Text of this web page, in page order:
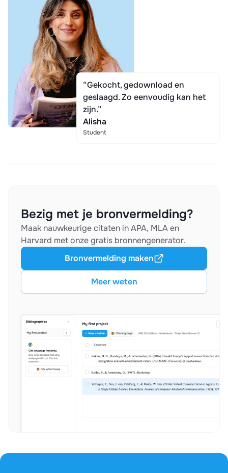
“Gekocht, gedownload en
geslaagd. Zo eenvoudig kan het
zijn.”
Alisha
Student
Bezig met je bronvermelding?
Maak nauwkeurige citaten in APA, MLA en
Harvard met onze gratis bronnengenerator.
Meer weten
Bronvermelding maken